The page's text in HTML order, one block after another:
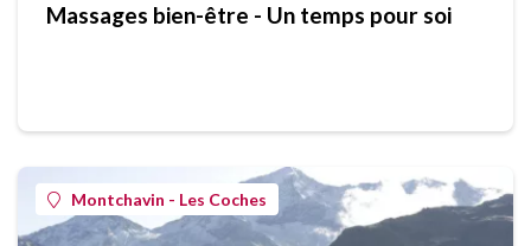
Massages bien-être - Un temps pour soi
Montchavin - Les Coches